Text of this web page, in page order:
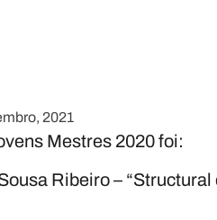
2021
Mestres 2020 foi:
Ribeiro–